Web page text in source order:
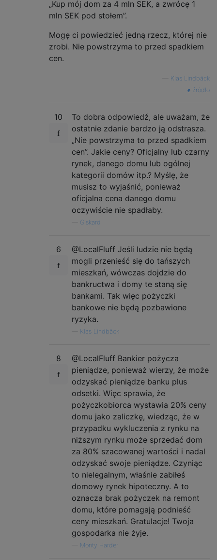
„Kup mój dom za 4 mln SEK, a zwrócę 1
mln SEK pod stołem”.
Mogę ci powiedzieć jedną rzecz, której nie
zrobi. Nie powstrzyma to przed spadkiem
cen.
Klas Lindbäck
źródło
10
To dobra odpowiedź, ale uważam, że
ostatnie zdanie bardzo ją odstrasza.
„Nie powstrzyma to przed spadkiem
cen”. Jakie ceny? Oficjalny lub czarny
rynek, danego domu lub ogólnej
kategorii domów itp.? Myślę, że
musisz to wyjaśnić, ponieważ
oficjalna cena danego domu
oczywiście nie spadłaby.
Giskard
6
@LocalFluff Jeśli ludzie nie będą
mogli przenieść się do tańszych
mieszkań, wówczas dojdzie do
bankructwa i domy te staną się
bankami. Tak więc pożyczki
bankowe nie będą pozbawione
ryzyka.
Klas Lindbäck
8
@LocalFluff Bankier pożycza
pieniądze, ponieważ wierzy, że może
odzyskać pieniądze banku plus
odsetki. Więc sprawia, że ​​
pożyczkobiorca wystawia 20% ceny
domu jako zaliczkę, wiedząc, że w
przypadku wykluczenia z rynku na
niższym rynku może sprzedać dom
za 80% szacowanej wartości i nadal
odzyskać swoje pieniądze. Czyniąc
to nielegalnym, właśnie zabiłeś
domowy rynek hipoteczny. A to
oznacza brak pożyczek na remont
domu, które pomagają podnieść
ceny mieszkań. Gratulacje! Twoja
gospodarka nie żyje.
Monty Harder